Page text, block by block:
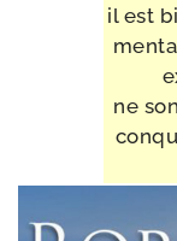
il est
ne